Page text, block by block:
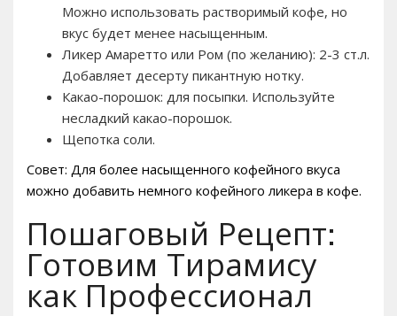
Можно использовать растворимый кофе, но
вкус будет менее насыщенным.
Ликер Амаретто или Ром (по желанию): 2-3 ст.л.
Добавляет десерту пикантную нотку.
Какао-порошок: для посыпки. Используйте
несладкий какао-порошок.
Щепотка соли.
Совет: Для более насыщенного кофейного вкуса
можно добавить немного кофейного ликера в кофе.
Пошаговый Рецепт:
Готовим Тирамису
как Профессионал